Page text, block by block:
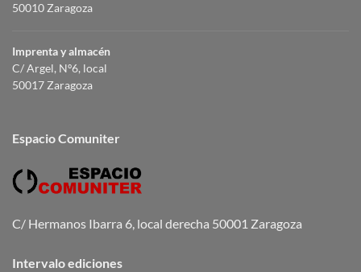
50010 Zaragoza
Imprenta y almacén
C/ Argel, Nº6, local
50017 Zaragoza
Espacio Comuniter
C/ Hermanos Ibarra 6, local derecha 50001 Zaragoza
Intervalo ediciones